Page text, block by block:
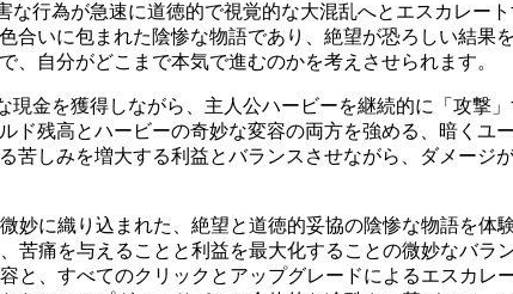
な行為が急速に道徳的で視覚的な大混乱へとエスカレー
合いに包まれた陰惨な物語であり、絶望が恐ろしい結果
自分がどこまで本気で進むのかを考えさせられます。
現金を獲得しながら、主人公ハービーを継続的に「攻撃
ド残高とハービーの奇妙な変容の両方を強める、暗くユ
苦しみを増大する利益とバランスさせながら、ダメージ
妙に織り込まれた、絶望と道徳的妥協の陰惨な物語を体
苦痛を与えることと利益を最大化することの微妙なバラ
と、すべてのクリックとアップグレードによるエスカレ